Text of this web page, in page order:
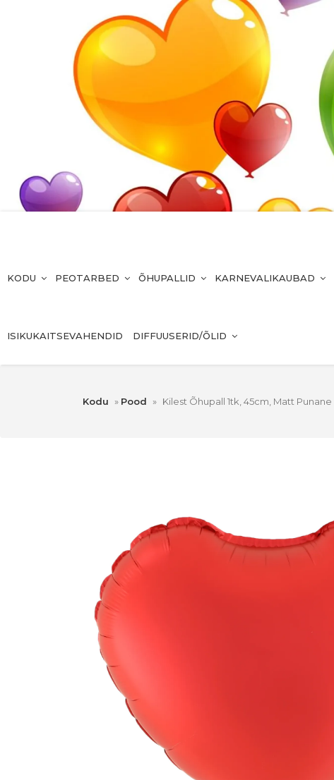
KODU PEOTARBED ÕHUPALLID KARNEVALIKAUBAD
ISIKUKAITSEVAHENDID DIFFUUSERID/ÕLID
Kodu » Pood » Kilest Õhupall 1tk, 45cm, Matt Punane